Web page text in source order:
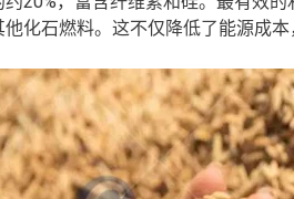
化石燃料。这不仅降低了能源成本